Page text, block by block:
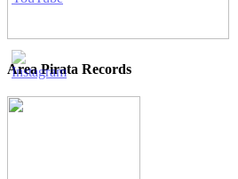
Area Pirata Records